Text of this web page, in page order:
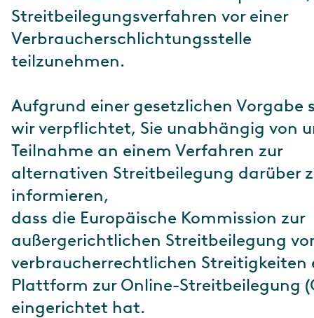
Streitbeilegungsverfahren vor einer
Verbraucherschlichtungsstelle
teilzunehmen.
Aufgrund einer gesetzlichen Vorgabe
wir verpflichtet, Sie unabhängig von
Teilnahme an einem Verfahren zur
alternativen Streitbeilegung darüber
informieren,
dass die Europäische Kommission zur
außergerichtlichen Streitbeilegung
verbraucherrechtlichen Streitigkeiten
Plattform zur Online-Streitbeilegung
eingerichtet hat.